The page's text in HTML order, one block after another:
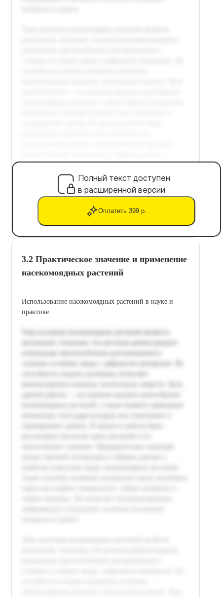
Полный текст доступен
в расширенной версии
Оплатить 399 р.
3.2 Практическое значение и применение
насекомоядных растений
Использование насекомоядных растений в науке и
практике.